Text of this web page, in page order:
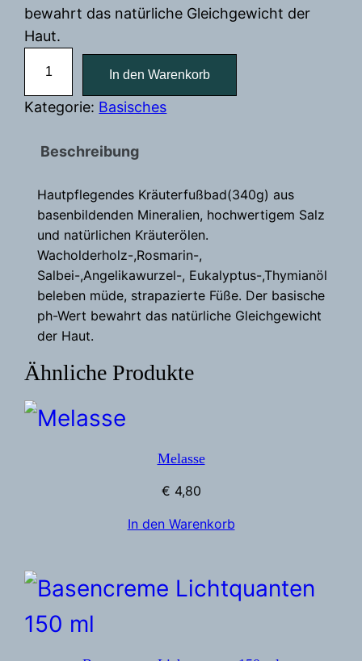
bewahrt das natürliche Gleichgewicht der
Haut.
s
u
ß
b
e
In den Warenkorb
Kategorie: Basisches
Beschreibung
Hautpflegendes Kräuterfußbad(340g) aus
basenbildenden Mineralien, hochwertigem Salz
und natürlichen Kräuterölen.
Wacholderholz-,Rosmarin-,
Salbei-,Angelikawurzel-, Eukalyptus-,Thymianöl
beleben müde, strapazierte Füße. Der basische
ph-Wert bewahrt das natürliche Gleichgewicht
der Haut.
Ähnliche Produkte
Melasse
€ 4,80
In den Warenkorb